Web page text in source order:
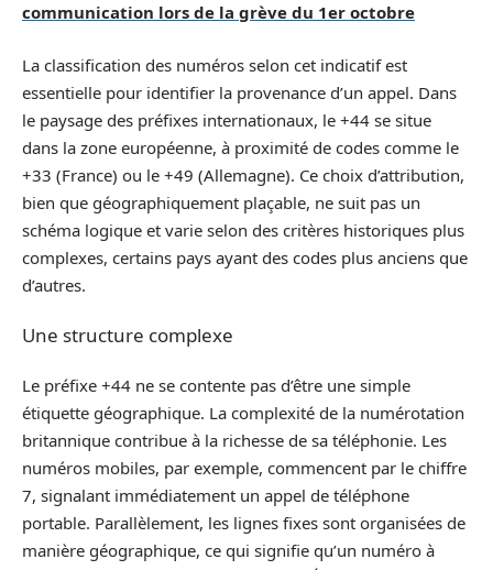
communication lors de la grève du 1er octobre
La classification des numéros selon cet indicatif est
essentielle pour identifier la provenance d’un appel. Dans
le paysage des préfixes internationaux, le +44 se situe
dans la zone européenne, à proximité de codes comme le
+33 (France) ou le +49 (Allemagne). Ce choix d’attribution,
bien que géographiquement plaçable, ne suit pas un
schéma logique et varie selon des critères historiques plus
complexes, certains pays ayant des codes plus anciens que
d’autres.
Une structure complexe
Le préfixe +44 ne se contente pas d’être une simple
étiquette géographique. La complexité de la numérotation
britannique contribue à la richesse de sa téléphonie. Les
numéros mobiles, par exemple, commencent par le chiffre
7, signalant immédiatement un appel de téléphone
portable. Parallèlement, les lignes fixes sont organisées de
manière géographique, ce qui signifie qu’un numéro à